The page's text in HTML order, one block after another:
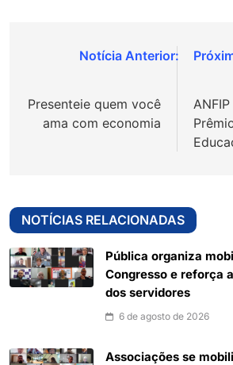
Navegação
Post
Presenteie quem você
ama com economia
NOTÍCIAS RELACIONADAS
Pública organiza
Congresso e reforça
dos servidores
6 de agosto de 2026
Associações se